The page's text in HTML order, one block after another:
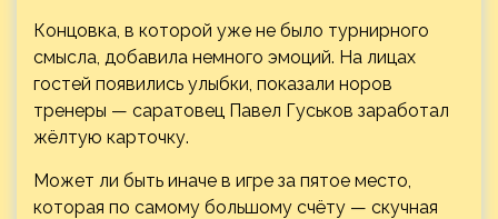
Концовка, в которой уже не было турнирного
смысла, добавила немного эмоций. На лицах
гостей появились улыбки, показали норов
тренеры — саратовец Павел Гуськов заработал
жёлтую карточку.
Может ли быть иначе в игре за пятое место,
которая по самому большому счёту — скучная